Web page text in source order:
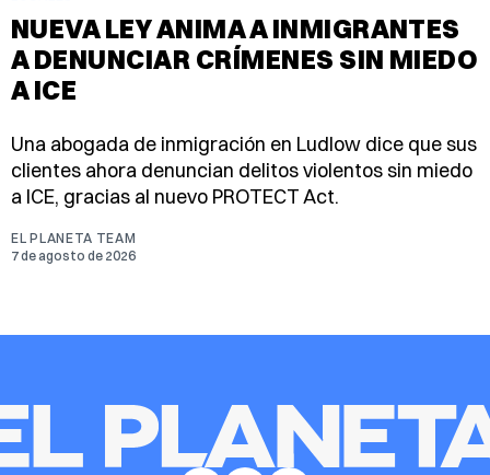
NUEVA LEY ANIMA A INMIGRANTES
A DENUNCIAR CRÍMENES SIN MIEDO
A ICE
Una abogada de inmigración en Ludlow dice que sus
clientes ahora denuncian delitos violentos sin miedo
a ICE, gracias al nuevo PROTECT Act.
EL PLANETA TEAM
7 de agosto de 2026